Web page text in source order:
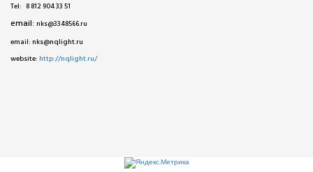
Tel: 8 812 904 33 51
email: nks@3348566.ru
email: nks@nqlight.ru
website: http://nqlight.ru/